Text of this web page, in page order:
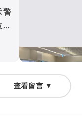
警
查看留言 ▼